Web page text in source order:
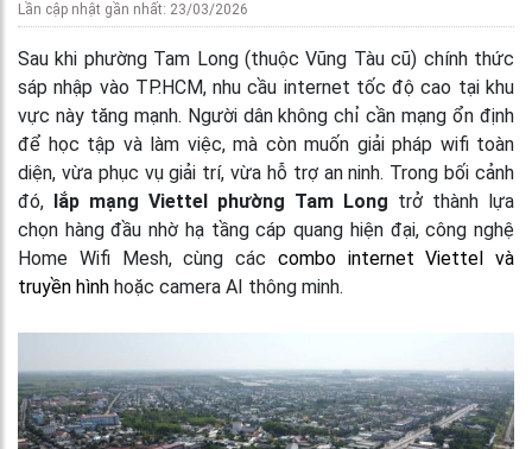
Lần cập nhật gần nhất: 23/03/2026
Sau khi phường Tam Long (thuộc Vũng Tàu cũ) chính thức
sáp nhập vào TP.HCM, nhu cầu internet tốc độ cao tại khu
vực này tăng mạnh. Người dân không chỉ cần mạng ổn định
để học tập và làm việc, mà còn muốn giải pháp wifi toàn
diện, vừa phục vụ giải trí, vừa hỗ trợ an ninh. Trong bối cảnh
đó, lắp mạng Viettel phường Tam Long trở thành lựa
chọn hàng đầu nhờ hạ tầng cáp quang hiện đại, công nghệ
Home Wifi Mesh, cùng các combo internet Viettel và
truyền hình hoặc camera AI thông minh.